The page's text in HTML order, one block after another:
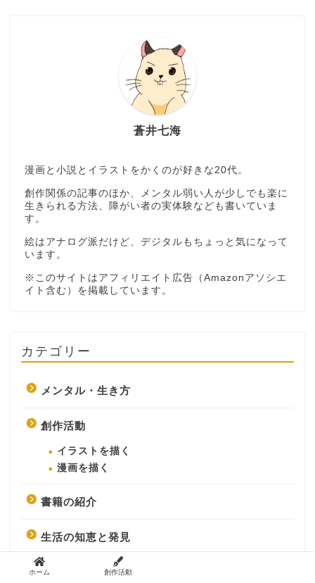
蒼井七海
漫画と小説とイラストをかくのが好きな20代。
創作関係の記事のほか、メンタル弱い人が少しでも楽に
生きられる方法、障がい者の実体験なども書いていま
す。
絵はアナログ派だけど、デジタルもちょっと気になって
います。
※このサイトはアフィリエイト広告（Amazonアソシエ
イト含む）を掲載しています。
カテゴリー
メンタル・生き方
創作活動
イラストを描く
漫画を描く
書籍の紹介
生活の知恵と発見
障がい者の実体験
ホーム 創作活動